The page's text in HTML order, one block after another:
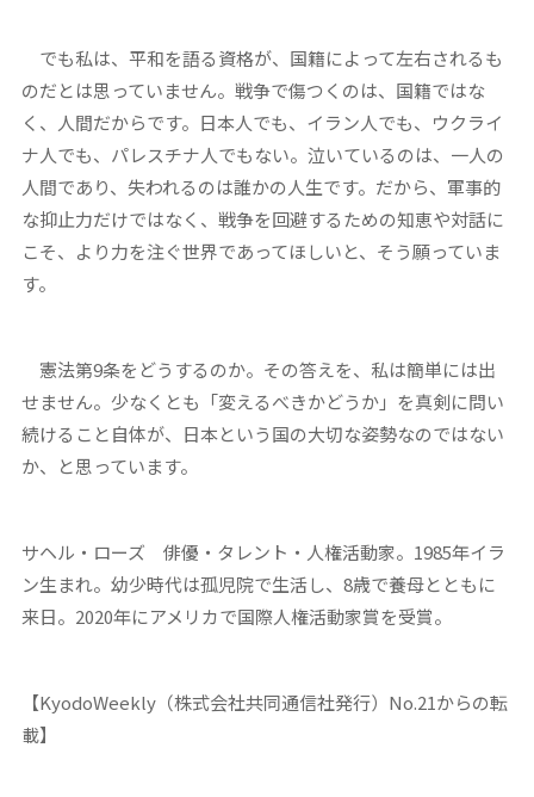
でも私は、平和を語る資格が、国籍によって左右されるも
のだとは思っていません。戦争で傷つくのは、国籍ではな
く、人間だからです。日本人でも、イラン人でも、ウクライ
ナ人でも、パレスチナ人でもない。泣いているのは、一人の
人間であり、失われるのは誰かの人生です。だから、軍事的
な抑止力だけではなく、戦争を回避するための知恵や対話に
こそ、より力を注ぐ世界であってほしいと、そう願っていま
す。
憲法第9条をどうするのか。その答えを、私は簡単には出
せません。少なくとも「変えるべきかどうか」を真剣に問い
続けること自体が、日本という国の大切な姿勢なのではない
か、と思っています。
サヘル・ローズ 俳優・タレント・人権活動家。1985年イラ
ン生まれ。幼少時代は孤児院で生活し、8歳で養母とともに
来日。2020年にアメリカで国際人権活動家賞を受賞。
【KyodoWeekly（株式会社共同通信社発行）No.21からの転
載】